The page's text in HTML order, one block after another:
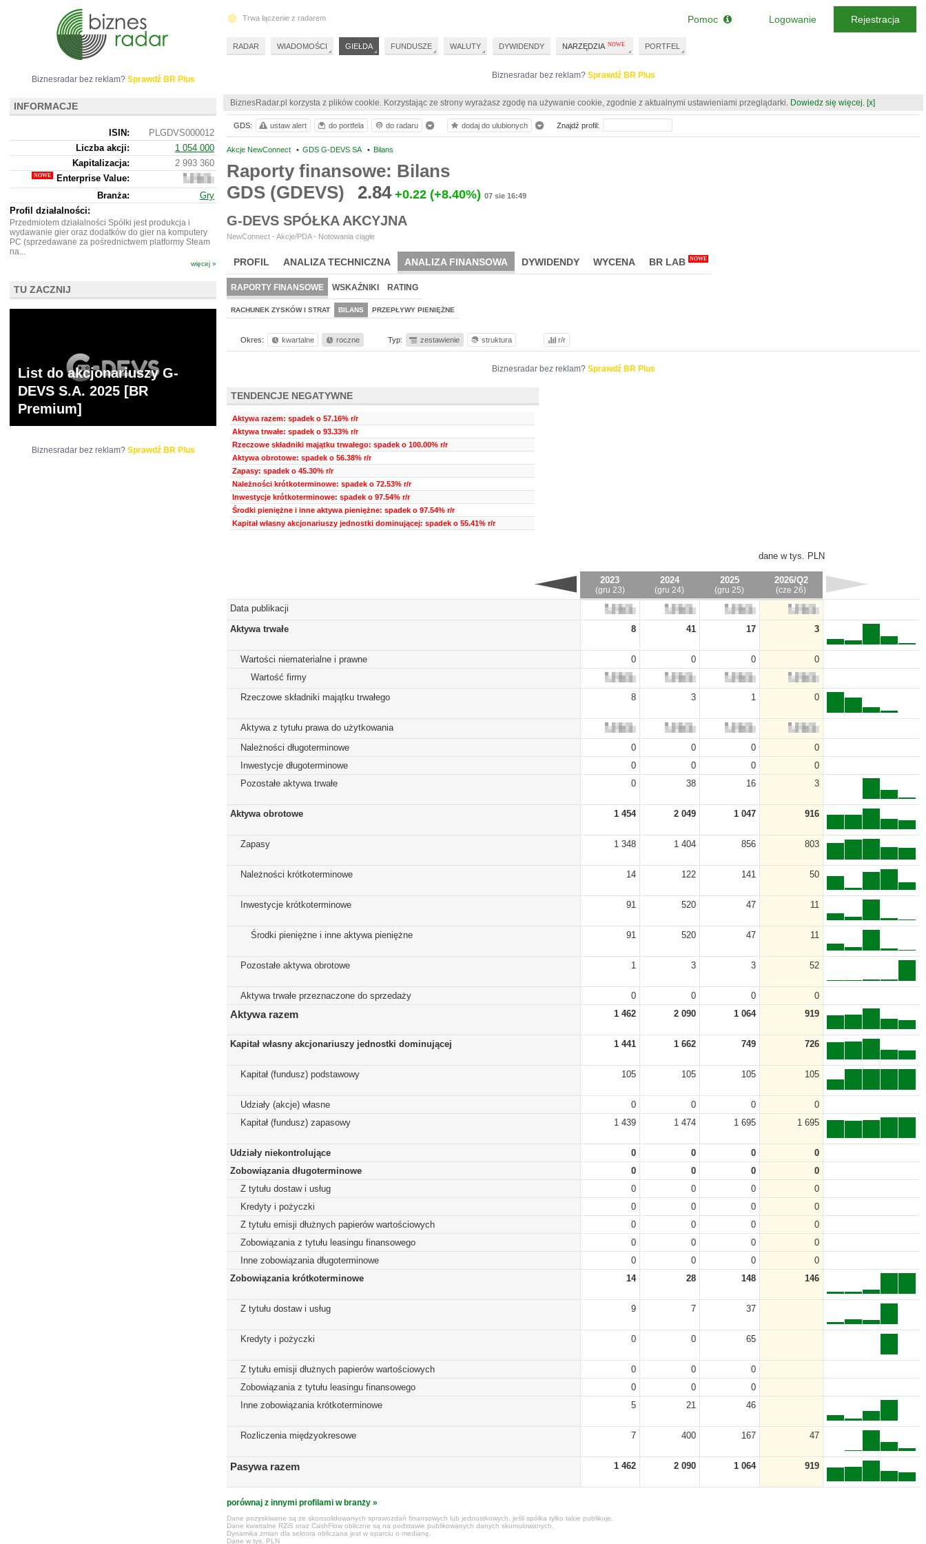
Biznesradar bez reklam? Sprawdź BR Plus
BiznesRadar.pl korzysta z plików cookie. Korzystając ze strony wyrażasz zgodę na używanie cookie, zgodnie z aktualnymi ustawieniami przeglądarki. Dowiedz się więcej. [x]
Akcje NewConnect • GDS G-DEVS SA • Bilans
Raporty finansowe: Bilans
GDS (GDEVS)
2.84 +0.22 (+8.40%) 07 sie 16:49
G-DEVS SPÓŁKA AKCYJNA
NewConnect - Akcje/PDA - Notowania ciągłe
PROFIL ANALIZA TECHNICZNA ANALIZA FINANSOWA DYWIDENDY WYCENA BR LAB NOWE
RAPORTY FINANSOWE WSKAŹNIKI RATING
RACHUNEK ZYSKÓW I STRAT BILANS PRZEPŁYWY PIENIĘŻNE
Okres: kwartalne roczne Typ: zestawienie struktura r/r
Biznesradar bez reklam? Sprawdź BR Plus
TENDENCJE NEGATYWNE
Aktywa razem: spadek o 57.16% r/r
Aktywa trwałe: spadek o 93.33% r/r
Rzeczowe składniki majątku trwałego: spadek o 100.00% r/r
Aktywa obrotowe: spadek o 56.38% r/r
Zapasy: spadek o 45.30% r/r
Należności krótkoterminowe: spadek o 72.53% r/r
Inwestycje krótkoterminowe: spadek o 97.54% r/r
Środki pieniężne i inne aktywa pieniężne: spadek o 97.54% r/r
Kapitał własny akcjonariuszy jednostki dominującej: spadek o 55.41% r/r
dane w tys. PLN
2023
(gru 23)
2024
(gru 24)
2025
(gru 25)
2026/Q2
(cze 26)
Data publikacji
Aktywa trwałe
8 41 17 3
Wartości niematerialne i prawne 0 0 0
0
Wartość firmy
Rzeczowe składniki majątku trwałego
8 3 1 0
Aktywa z tytułu prawa do użytkowania
Należności długoterminowe
0 0 0
0
Inwestycje długoterminowe
0 0 0
0
Pozostałe aktywa trwałe
0 38 16 3
Aktywa obrotowe 1 454 2 049 1 047 916
Zapasy 1 348 1 404 856 803
Należności krótkoterminowe 14 122 141 50
Inwestycje krótkoterminowe 91 520 47 11
Środki pieniężne i inne aktywa pieniężne 91 520 47 11
Pozostałe aktywa obrotowe 1 3 3 52
Aktywa trwałe przeznaczone do sprzedaży 0 0 0 0
Aktywa razem 1 462 2 090 1 064 919
Kapitał własny akcjonariuszy jednostki dominującej 1 441 1 662 749 726
Kapitał (fundusz) podstawowy 105 105 105 105
Udziały (akcje) własne 0 0 0
0
Kapitał (fundusz) zapasowy
1 439 1 474 1 695 1 695
Udziały niekontrolujące 0 0 0
0
Zobowiązania długoterminowe
0 0 0
0
Z tytułu dostaw i usług
0 0 0
0
Kredyty i pożyczki
0 0 0
0
Z tytułu emisji dłużnych papierów wartościowych
0 0 0
0
Zobowiązania z tytułu leasingu finansowego
0 0 0
0
Inne zobowiązania długoterminowe
0 0 0
0
Zobowiązania krótkoterminowe
14 28 148 146
Z tytułu dostaw i usług 9 7 37
Kredyty i pożyczki 0 0 65
Z tytułu emisji dłużnych papierów wartościowych 0 0
0
Zobowiązania z tytułu leasingu finansowego
0 0
0
Inne zobowiązania krótkoterminowe
5 21 46
Rozliczenia międzyokresowe 7 400 167 47
Pasywa razem 1 462 2 090 1 064 919
porównaj z innymi profilami w branży »
Dane pozyskiwane są ze skonsolidowanych sprawozdań finansowych lub jednostkowych, jeśli spółka tylko takie publikuje.
Dane kwartalne RZiS oraz CashFlow obliczne są na podstawie publikowanych danych skumulowanych.
Dynamika zmian dla sektora obliczana jest w oparciu o medianę.
Dane w tys. PLN
GDS: ustaw alert do portfela do radaru dodaj do ulubionych Znajdź profil:
Biznesradar bez reklam? Sprawdź BR Plus
INFORMACJE
ISIN:
PLGDVS000012
Liczba akcji:
1 054 000
Kapitalizacja:
2 993 360
Enterprise Value:
2
982
360
Branża:
Gry
Profil działalności:
Przedmiotem działalności Spółki jest produkcja i
wydawanie gier oraz dodatków do gier na komputery
PC (sprzedawane za pośrednictwem platformy Steam
na...
więcej »
TU ZACZNIJ
List do akcjonariuszy G-
DEVS S.A. 2025 [BR
Premium]
Biznesradar bez reklam? Sprawdź BR Plus
Trwa łączenie z radarem
RADAR WIADOMOŚCI GIEŁDA FUNDUSZE WALUTY DYWIDENDY NARZĘDZIA PORTFEL
Pomoc Logowanie Rejestracja